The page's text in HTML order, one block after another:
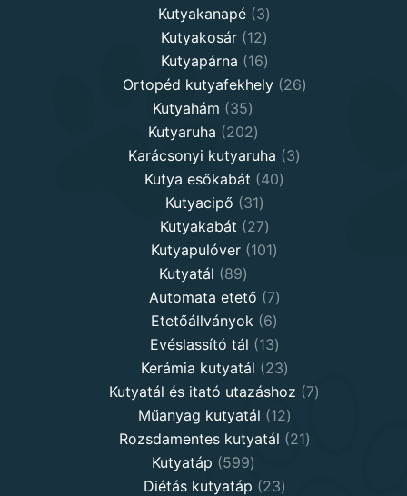
Kutyakanapé 33
products
Kutyakosár 1212
products
Kutyapárna 1616
products
Ortopéd kutyafekhely 2626
Kutyahám 3535
products
Kutyaruha 202202
products
Karácsonyi kutyaruha 33
Kutya esőkabát 4040
Kutyacipő 3131
products
Kutyakabát 2727
products
Kutyapulóver 101101
Kutyatál 8989
products
Automata etető 77
products
Etetőállványok 66
products
Evéslassító tál 1313
products
Kerámia kutyatál 2323
products
Kutyatál és itató utazáshoz 77
Műanyag kutyatál 1212
products
Rozsdamentes kutyatál 2121
Kutyatáp 599599
products
Diétás kutyatáp 2323